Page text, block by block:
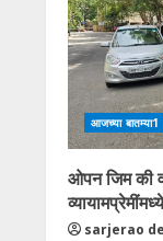
आजच्या बातम्या1
ओपन जिम की
sarjerao